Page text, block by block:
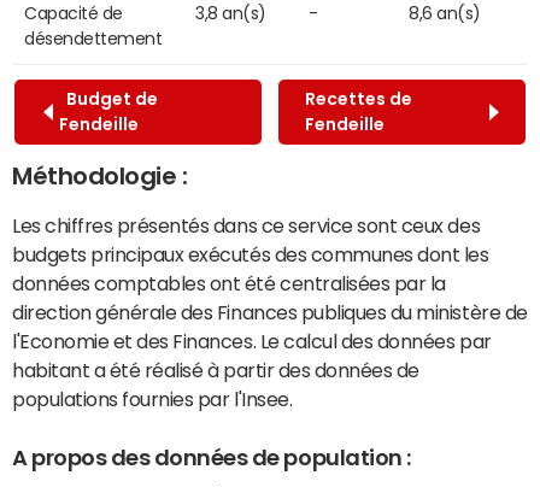
Capacité de
désendettement
3,8 an(s) - 8,6 an(s)
Budget de
Fendeille
Recettes de
Fendeille
Méthodologie :
Les chiffres présentés dans ce service sont ceux des
budgets principaux exécutés des communes dont les
données comptables ont été centralisées par la
direction générale des Finances publiques du ministère de
l'Economie et des Finances. Le calcul des données par
habitant a été réalisé à partir des données de
populations fournies par l'Insee.
A propos des données de population :